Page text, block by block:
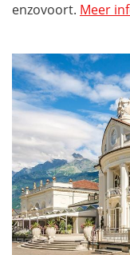
enzovoort. Meer